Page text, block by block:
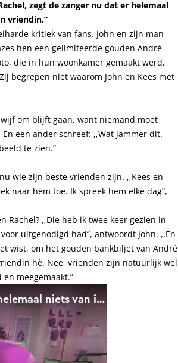
zegt de zanger nu dat er helemaal
vriendin.”
kritiek van fans. John en zijn man
hen een gelimiteerde gouden André
die in hun woonkamer gemaakt werd,
begrepen niet waarom John en Kees met
om blijft gaan, want niemand moet
een ander schreef: ,,Wat jammer dit.
te zien.”
wie zijn beste vrienden zijn. ,,Kees en
naar hem toe. Ik spreek hem elke dag”,
Rachel? ,,Die heb ik twee keer gezien in
uitgenodigd had”, antwoordt John. ,,En
wist, om het gouden bankbiljet van André
hè. Nee, vrienden zijn natuurlijk wel
meegemaakt.”